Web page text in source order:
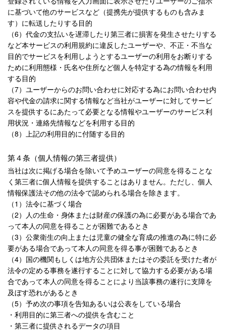
に基づいて他のサービスなど（提携先が提供するものも含みま
す）に転送したりする目的
（6）代金の支払いを遅滞したり第三者に損害を発生させたりする
など本サービスの利用規約に違反したユーザーや、不正・不当な
目的でサービスを利用しようとするユーザーの利用をお断りする
ために利用態様・氏名や住所など個人を特定する為の情報を利用
する目的
（7）ユーザーからのお問い合わせに対応する為にお問い合わせ内
容や代金の請求に関する情報など当社がユーザーに対してサービ
スを提供するにあたって必要となる情報やユーザーのサービス利
用状況・連絡先情報などを利用する目的
（8）上記の利用目的に付随する目的
第４条（個人情報の第三者提供）
当社は次に掲げる場合を除いて予めユーザーの同意を得ることな
く第三者に個人情報を提供することはありません。ただし、個人
情報保護法その他の法令で認められる場合を除きます。
（1）法令に基づく場合
（2）人の生命・身体または財産の保護の為に必要がある場合であ
って本人の同意を得ることが困難であるとき
（3）公衆衛生の向上または児童の健全な育成の推進の為に特に必
要がある場合であって本人の同意を得る事が困難であるとき
（4）国の機関もしくは地方公共団体またはその委託を受けた者が
法令の定める事務を遂行することに対して協力する必要がある場
合であって本人の同意を得ることにより当該事務の遂行に支障を
及ぼす恐れがあるとき
（5）予め次の事項を告知あるいは公表をしている場合
・利用目的に第三者への提供を含むこと
・第三者に提供されるデータの項目